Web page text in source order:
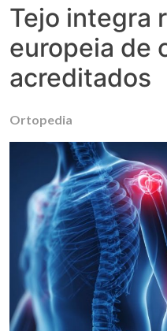
Tejo integra
europeia de
acreditados
Ortopedia